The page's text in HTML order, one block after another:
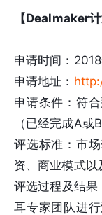
【Dealmaker计
申请时间：
申请地址：
申请条件：符
（已经完成A或
评选标准：市
资、商业模式以
评选过程及结果
耳专家团队进